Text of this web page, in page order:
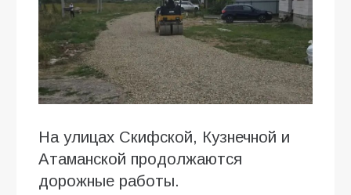
На улицах Скифской, Кузнечной и
Атаманской продолжаются
дорожные работы.